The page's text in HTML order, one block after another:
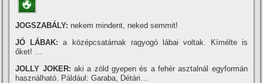
JOGSZABÁLY: nekem mindent, neked semmit!
JÓ LÁBAK: a középcsatárnak ragyogó lábai voltak. Kí­mélte is
őket! …
JOLLY JOKER: aki a zöld gyepen és a fehér asztalnál egyformán
használható. Páldául: Garaba, Détári…